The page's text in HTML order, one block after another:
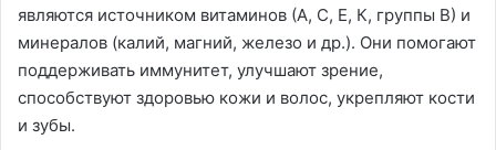
являются источником витаминов (А, С, Е, К, группы В) и
минералов (калий, магний, железо и др.). Они помогают
поддерживать иммунитет, улучшают зрение,
способствуют здоровью кожи и волос, укрепляют кости
и зубы.